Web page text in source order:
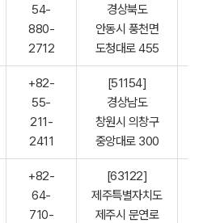
54-
880-
2712
경상북도
안동시 풍천면
도청대로 455
+82-
55-
211-
2411
[51154]
경상남도
창원시 의창구
중앙대로 300
+82-
64-
710-
[63122]
제주특별자치도
제주시 문연로